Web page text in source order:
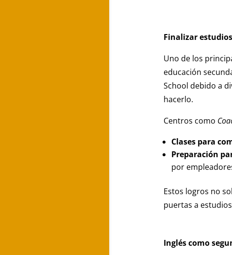
Finalizar
Uno de los
educación
School debido a
hacerlo.
Centros como
Clases para
Preparación
por
Estos logros no
puertas a
Inglés como